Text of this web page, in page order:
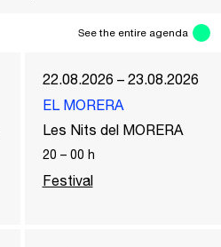
See the entire agenda
22.08.2026 – 23.08.2026
EL MORERA
Les Nits del MORERA
20 – 00 h
Festival